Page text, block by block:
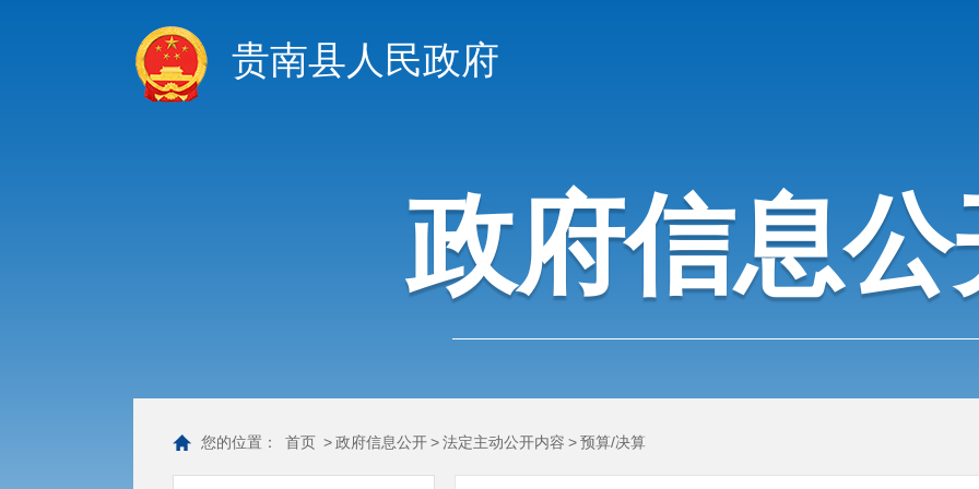
贵南县人民政府
政府信息公
您的位置： 首页 >政府信息公开>法定主动公开内容 >预算/决算